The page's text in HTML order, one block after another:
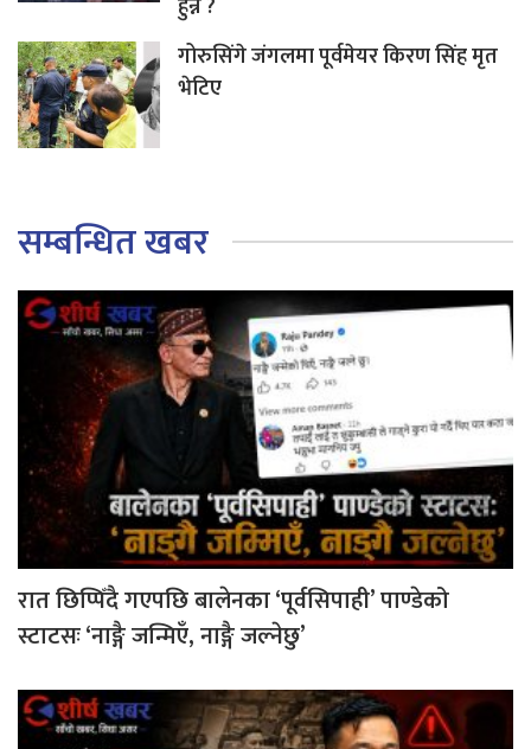
गोरुसिंगे जंगलमा पूर्वमेयर किरण सिंह मृत
भेटिए
सम्बन्धित खबर
रात छिप्पिँदै गएपछि बालेनका ‘पूर्वसिपाही’ पाण्डेको
स्टाटसः ‘नाङ्गै जन्मिएँ, नाङ्गै जल्नेछु’